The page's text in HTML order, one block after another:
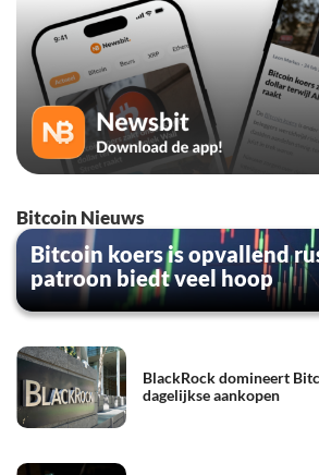
Bitcoin Nieuws
Bitcoin koers is opvallend
patroon biedt veel hoop
BlackRock domineert
dagelijkse aankopen